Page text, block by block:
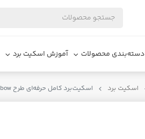
دسته‌بندی محصولات آموزش اسکیت برد
اسکیت برد اسکیت‌برد کامل حرفه‌ای طرح Trouble Rainbow